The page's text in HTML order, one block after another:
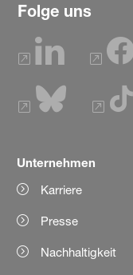
Folge uns
Unternehmen
Karriere
Presse
Nachhaltigkeit